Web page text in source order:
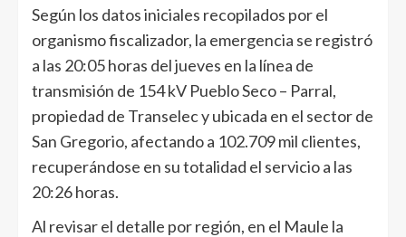
Según los datos iniciales recopilados por el
organismo fiscalizador, la emergencia se registró
a las 20:05 horas del jueves en la línea de
transmisión de 154 kV Pueblo Seco – Parral,
propiedad de Transelec y ubicada en el sector de
San Gregorio, afectando a 102.709 mil clientes,
recuperándose en su totalidad el servicio a las
20:26 horas.
Al revisar el detalle por región, en el Maule la